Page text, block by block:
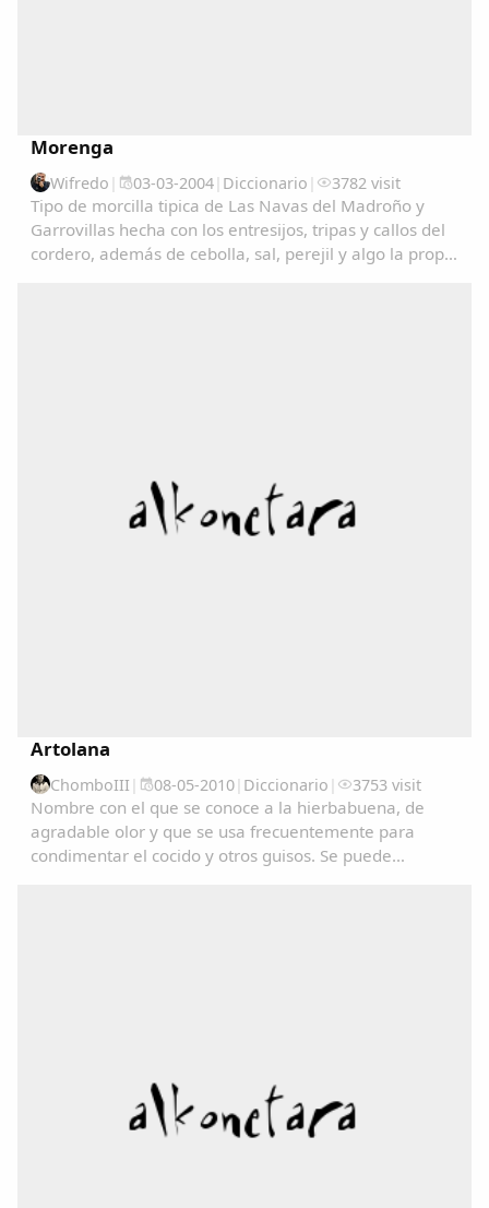
Morenga
Wifredo | 03-03-2004| Diccionario | 3782 visit
Tipo de morcilla tipica de Las Navas del Madroño y
Garrovillas hecha con los entresijos, tripas y callos del
cordero, además de cebolla, sal, perejil y algo la propia
Artolana
ChomboIII | 08-05-2010| Diccionario | 3753 visit
Nombre con el que se conoce a la hierbabuena, de
agradable olor y que se usa frecuentemente para
condimentar el cocido y otros guisos. Se puede
Copiar enlace